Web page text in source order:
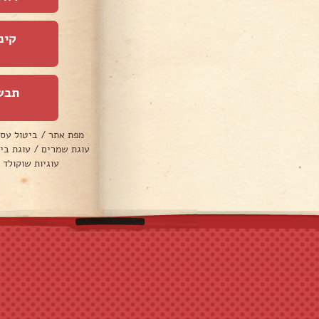
מפת אתר / ביטול
עוגת שמרים / עוגת
עוגיות